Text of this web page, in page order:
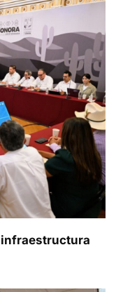
infraestructura